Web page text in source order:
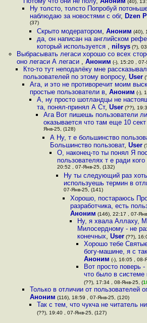
(40),
Ну толсто, толсто Попробуй
наблюдаю за новостями с обг, Dzen
(37)
Скрыто модератором, Аноним (40),
да, он написан на английском
который используется , nilsys(?),
Выбрасывать легаси хорошо со всех
оно легаси А легаси , Аноним (-), 15:20 ,
Кто-то тут неподалёку мне
пользователей по этому вопросу, User
Ага, и это не противоречит моим
простые пользователи в,Аноним (-),
А, ну просто шотландцы не
та, понял-принял А Ст, User(??),
Ага Вот пишешь пользователи
оказывается что там еще 10 сект
Янв-25, (128)
А Ну, т е большинство
Большинство пользоват,User
О, наконец-то ты понял Я
пользователях т е ради
20:52 , 07-Янв-25, (132)
Ну ты следующий раз
используешь термин в
07-Янв-25, (141)
Хорошо, постараюсь
разработчика, есть
Аноним (146), 22:17 , 07-
Ну, я хвала Аллаху,
Милосердному - не
конечных, User(??),
Хорошо тебе
богу-машине, я с
Аноним (-), 16:05 , 08-
Вот просто поверь
что было в системе
(??), 17:34 , 08-Янв-25, (
Только в отличии от пользователей
Аноним (116), 18:59 , 07-Янв-25, (120)
Так с тем, что чукча не читатель
(??), 19:40 , 07-Янв-25, (127)